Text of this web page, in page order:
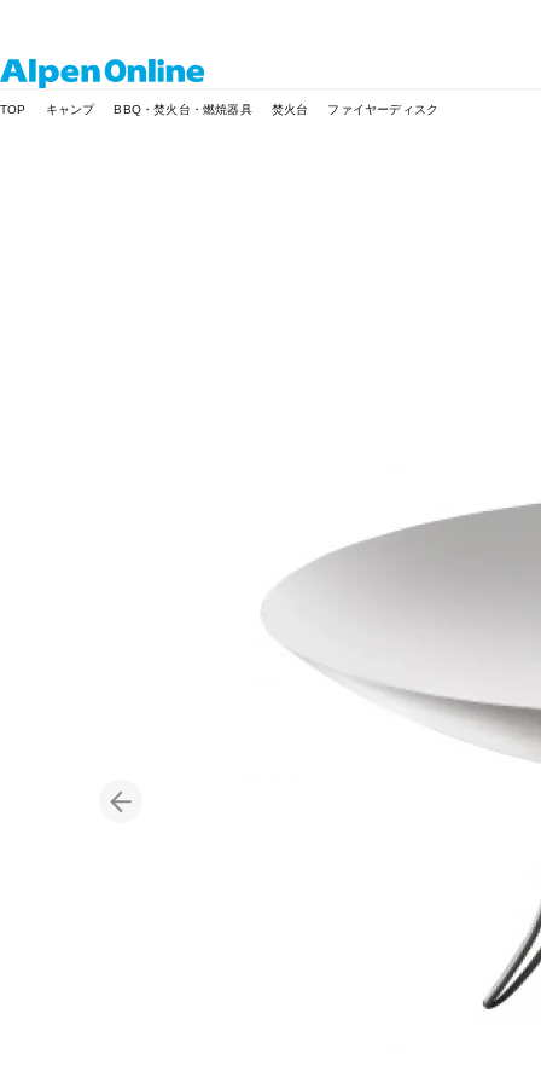
Online
TOP キャンプ BBQ・焚火台・燃焼器具 焚火台 ファイヤーディスク